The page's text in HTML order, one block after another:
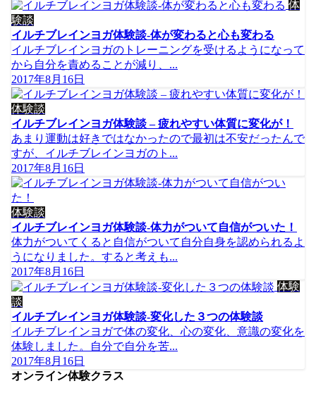
体
験談
イルチブレインヨガ体験談-体が変わると心も変わる
イルチブレインヨガのトレーニングを受けるようになって
から自分を責めることが減り、...
2017年8月16日
体験談
イルチブレインヨガ体験談 – 疲れやすい体質に変化が！
あまり運動は好きではなかったので最初は不安だったんで
すが、イルチブレインヨガのト...
2017年8月16日
体験談
イルチブレインヨガ体験談-体力がついて自信がついた！
体力がついてくると自信がついて自分自身を認められるよ
うになりました。すると考えも...
2017年8月16日
体験
談
イルチブレインヨガ体験談-変化した３つの体験談
イルチブレインヨガで体の変化、心の変化、意識の変化を
体験しました。自分で自分を苦...
2017年8月16日
オンライン体験クラス